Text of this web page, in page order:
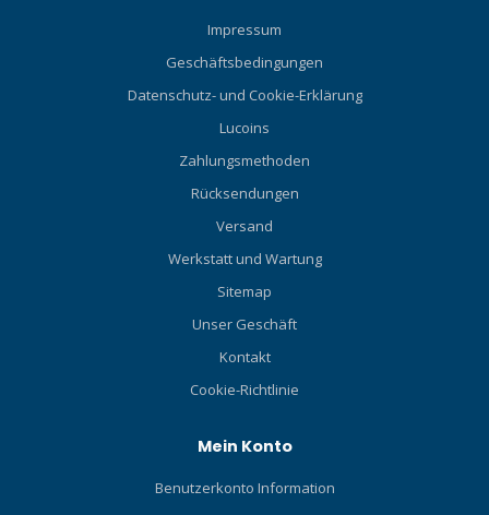
Impressum
Geschäftsbedingungen
Datenschutz- und Cookie-Erklärung
Lucoins
Zahlungsmethoden
Rücksendungen
Versand
Werkstatt und Wartung
Sitemap
Unser Geschäft
Kontakt
Cookie-Richtlinie
Mein Konto
Benutzerkonto Information